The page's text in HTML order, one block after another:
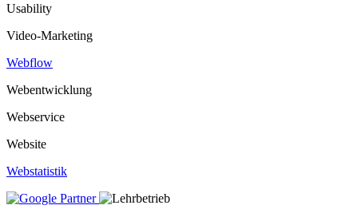
Usability
Video-Marketing
Webflow
Webentwicklung
Webservice
Website
Webstatistik